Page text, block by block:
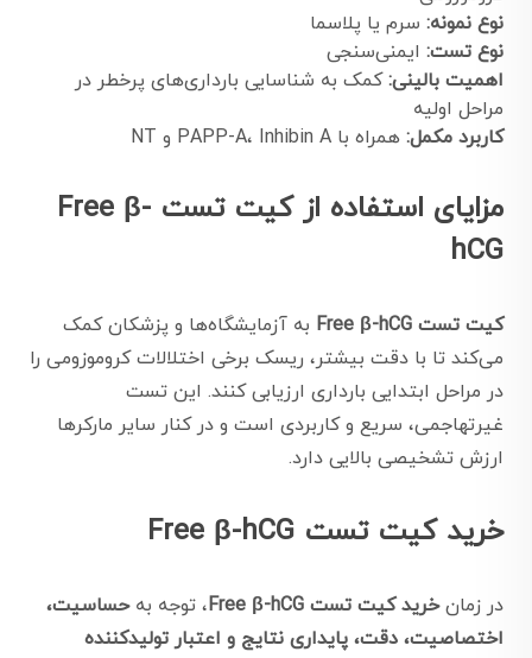
نوع نمونه: سرم یا پلاسما
نوع تست: ایمنی‌سنجی
اهمیت بالینی:کمک به شناسایی بارداری‌های پرخطر در
مراحل اولیه
کاربرد مکمل: همراه با PAPP-A، Inhibin A و NT
مزایای استفاده از کیت تست Free β-
hCG
کیت تست Free β-hCG
به آزمایشگاه‌ها و پزشکان کمک
می‌کند تا با دقت بیشتر، ریسک برخی اختلالات کروموزومی را
در مراحل ابتدایی بارداری ارزیابی کنند. این تست
غیرتهاجمی، سریع و کاربردی است و در کنار سایر مارکرها
ارزش تشخیصی بالایی دارد.
خرید کیت تست Free β-hCG
در زمانخرید کیت تست Free β-hCG ، توجه بهحساسیت،
اختصاصیت، دقت، پایداری نتایج و اعتبار تولیدکننده